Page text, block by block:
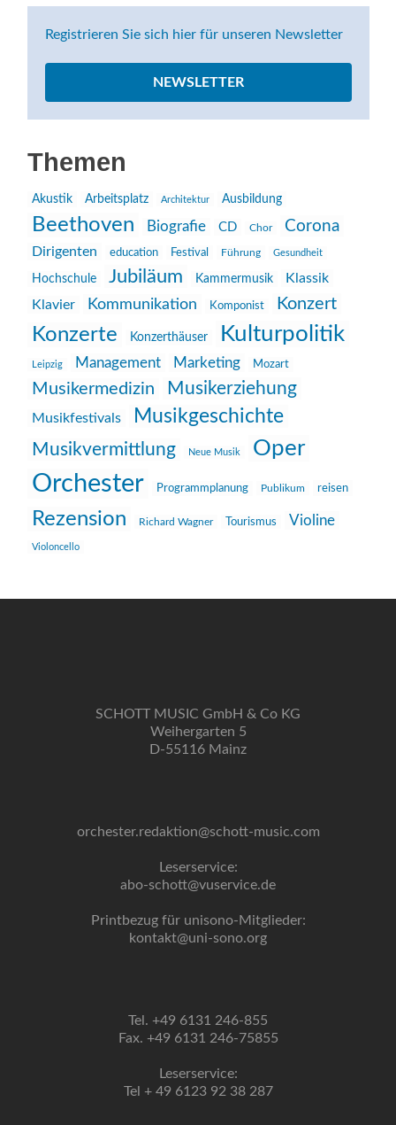
Registrieren Sie sich hier für unseren Newsletter
NEWSLETTER
Themen
Akustik Arbeitsplatz Architektur Ausbildung
Beethoven Biografie CD Chor Corona
Dirigenten education Festival Führung Gesundheit
Hochschule Jubiläum Kammermusik
Klassik
Klavier
Kommunikation Komponist Konzert
Konzerte Konzerthäuser Kulturpolitik
Leipzig Management Marketing Mozart
Musikermedizin Musikerziehung
Musikfestivals Musikgeschichte
Musikvermittlung Neue Musik Oper
Orchester Programmplanung Publikum reisen
Rezension Richard Wagner Tourismus Violine
Violoncello
SCHOTT MUSIC GmbH & Co KG
Weihergarten 5
D-55116 Mainz
orchester.redaktion@schott-music.com
Leserservice:
abo-schott@vuservice.de
Printbezug für unisono-Mitglieder:
kontakt@uni-sono.org
Tel. +49 6131 246-855
Fax. +49 6131 246-75855
Leserservice:
Tel + 49 6123 92 38 287